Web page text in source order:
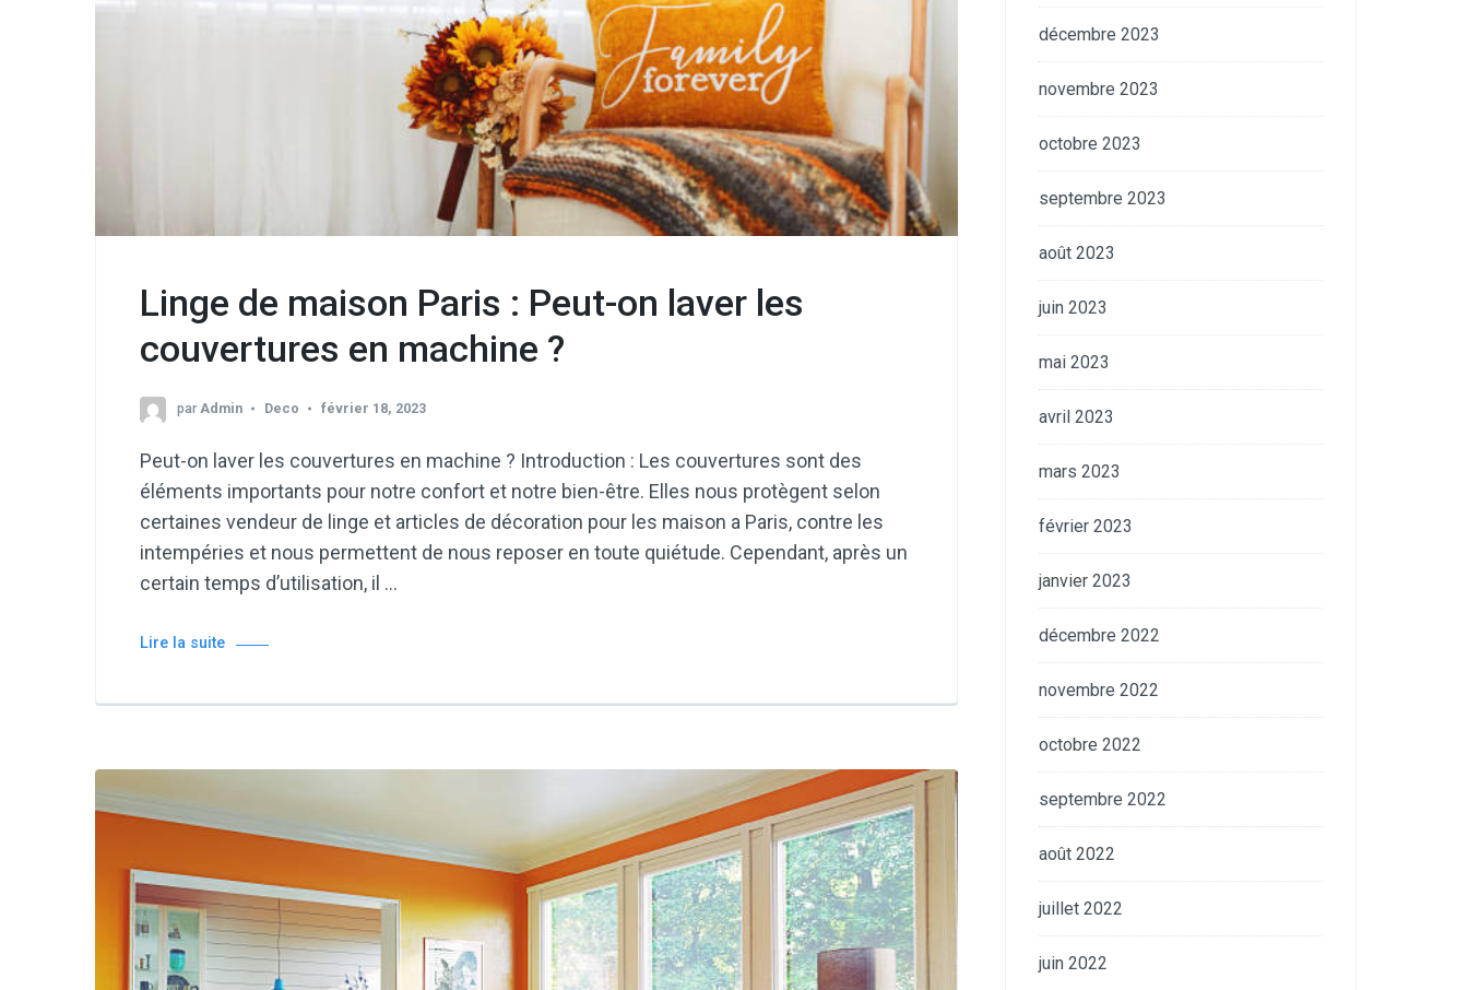
Linge de maison Paris : Peut-on laver les
couvertures en machine ?
parAdmin Deco février 18, 2023
Peut-on laver les couvertures en machine ? Introduction : Les couvertures sont des
éléments importants pour notre confort et notre bien-être. Elles nous protègent selon
certaines vendeur de linge et articles de décoration pour les maison a Paris, contre les
intempéries et nous permettent de nous reposer en toute quiétude. Cependant, après un
certain temps d’utilisation, il …
Lire la suite
décembre 2023
novembre 2023
octobre 2023
septembre 2023
août 2023
juin 2023
mai 2023
avril 2023
mars 2023
février 2023
janvier 2023
décembre 2022
novembre 2022
octobre 2022
septembre 2022
août 2022
juillet 2022
juin 2022